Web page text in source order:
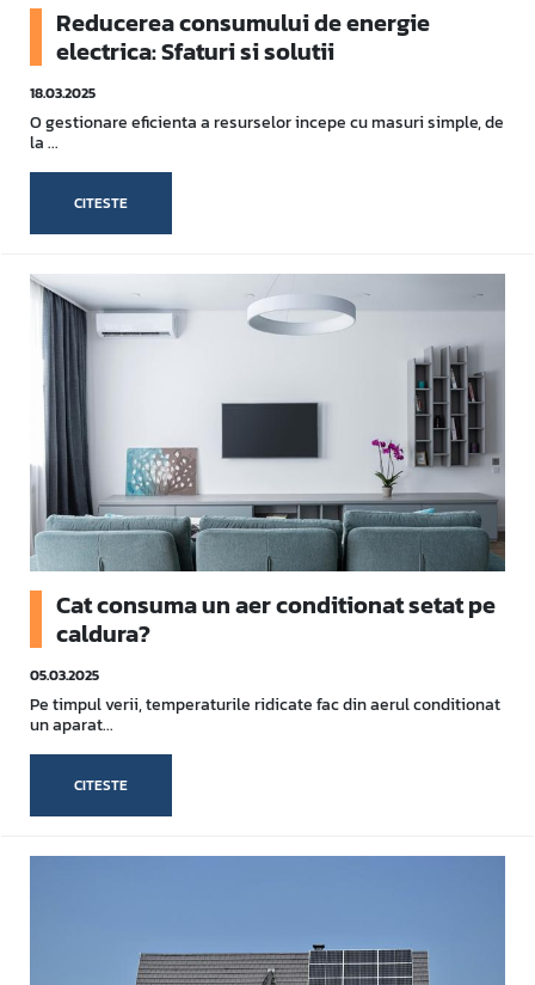
Reducerea consumului de energie
electrica: Sfaturi si solutii
18.03.2025
O gestionare eficienta a resurselor incepe cu masuri simple, de
la ...
CITESTE
Cat consuma un aer conditionat setat pe
caldura?
05.03.2025
Pe timpul verii, temperaturile ridicate fac din aerul conditionat
un aparat...
CITESTE